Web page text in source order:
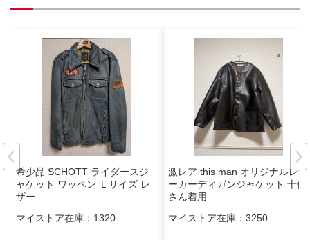
希少品 SCHOTT ライダースジ
ャケット ワッペン Ｌサイズ レ
ザー
マイストア在庫： 1320
激レア this man オリジナルレザ
ーカーディガンジャケット 十倍
さん着用
マイストア在庫： 3250